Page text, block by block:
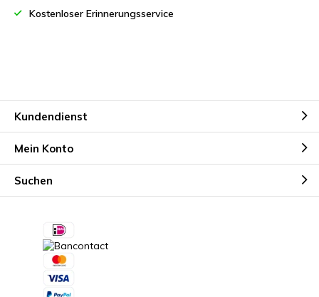
Kostenloser Erinnerungsservice
Kundendienst
Mein Konto
Suchen